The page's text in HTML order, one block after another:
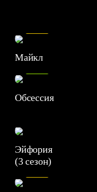
Майкл
Обсессия
Эйфория
(3 сезон)